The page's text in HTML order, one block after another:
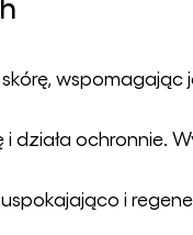
działa ochronnie.
i